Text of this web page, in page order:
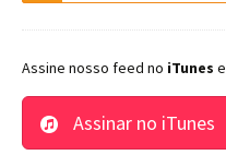
Assine nosso feed no iTunes e
Assinar no iTunes